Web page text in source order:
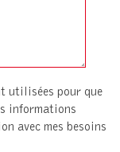
utilisées pour que
informations
avec mes besoins